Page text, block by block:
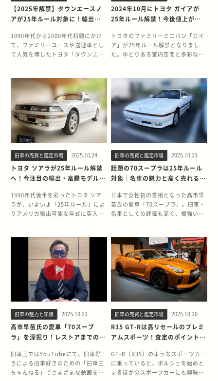
の対策を詳しく紹介します。 旧車に
特別な雪道対策が必要な理由 路面が
の走行環境とは大きく異なります。
特に設計の古い旧車では、現代の車
以上に影響を受けることも少なくあ
いきましょう。 車体の傷みが進行し
やすい 一見きれいに見える雪です
が、大気中の多くの不純物を含んで
います。さらに、雨と違って車体に
降り積もり、溶けるまで車体に付着
し続けるため不純物の影響を受けや
すいのです。 雪が降ると、とても車
体が汚れるというのは実体験で実感
している方も多いと思います。塗膜
やゴムや樹脂パーツが劣化して弱い
状態になっている旧車だと、酸性の
不純物の影響で一気に傷みが進みか
ねません。 さらに雪道で旧車の大き
な敵になるのが、凍結防止のために
道路上にまかれている融雪剤です。
を進行させます。 設計が古いため雪
で性能が低下しがち 車種にもよりま
すが、現代に比べて車体の基本設計
が古い旧車で雪道を走ると、十分な
走行安定性が得られないケースもあ
ります。 前後重量配分やサスペンシ
ョン、ブレーキといったクルマの安
定性に直結する各部の性能が低いた
め、雪道だと挙動が不安定になりが
ちです。 また、気温低下によるエン
ジンへの影響も、旧車のほうがより
顕著に出ます。エンジンは、ある程
とを前提に設計されているためで
す。雪が降る低温下では、エンジン
本来の性能を発揮し切れません。 特
って旧車・クラシックカーを15,000
台以上買い取りしてきた旧車王が、
クIIクオリスのグレードや魅力、今
後の相場動向について詳しく解説し
ます。 【この記事でわかること】
ークIIクオリスの魅力 マークIIクオ
リスが25年ルール解禁！ 2024年8
月、マークIIクオリス（1999年8月
登録モデル）がアメリカの25年ルー
ル解禁を迎えました。マークIIクオ
リスは、クラウンやマークIIと並ぶ
「高級志向＋実用性」のトヨタ路線
を代表する1台です。 中でも2.5L・
3.0L V6エンジンを搭載したモデル
や、「ツアラーエディション」など
の特別仕様車は、海外ファンからの
人気も高く、今回の解禁で注目が集
まっています。 そもそも25年ルール
とは？ 25年ルールとは、アメリカで
定められた輸入車規制のひとつで
して扱われ、クラシックカーとして
輸入が許可されます。 そのため、
1999年8月登録のマークIIクオリス
が、2024年8月から米国市場に輸入
できるようになったのです。 25年ル
ール解禁対象のマークIIクオリス一
覧 2025年時点で25年ルール解禁の
主なマークIIクオリスは下記のとお
りです。 メーカー モデル名 グレー
ド名 型式 エンジン型式 年式 月 経過
年 トヨタ マークIIクオリス 2.5クオ
リス GF-MCV21W 2MZ-FE 1999年
ス 2.5クオリス ツアラーエディショ
ン GF-MCV21W 2MZ-FE 1999年 8
月 26年落ち トヨタ マークIIクオリ
【2025年解禁】タウンエースノ
アが25年ルール対象に！輸出と
1990年代から2000年代初頭にかけ
て、ファミリーユースや送迎車とし
て人気を博したトヨタ「タウンエー
2025年で25年ルールを満たし、ア
メリカへの輸出が可能になります。
北米では日本製ミニバンの人気が高
く、特に信頼性の高いトヨタ製バン
は「便利なクラシックカー」として
JDMファンの注目を集めています。
特に4WDディーゼル車や上位グレー
り、買取市場でも価格上昇が期待さ
れる車種となっています。 タウンエ
ースノアは年式や状態によっては中
古車市場で評価されやすく、「コレ
クション性」や「資産性」が注目さ
れるケースもあります。手放す前
に、旧車を正しく評価できる専門業
25年以上にわたって旧車・クラシッ
クカーを15,000台以上買い取りして
きた旧車王が、2025年に25年ルー
ル解禁を迎える該当モデルの一覧
と、輸出市場で人気のグレード、さ
らに高く売却するためのコツやおす
すめの買取業者について詳しく解説
します。 【この記事でわかること】
・25年ルールの詳細・25年ルール解
禁対象の「タウンエースノア」のグ
レード・タウンエースノアを高く売
る方法 2025年で解禁！タウンエー
スノアがアメリカ輸出可能に 1999
年・2000年式のトヨタ「タウンエー
スノア」が、いよいよ25年ルールの
2024年10月にトヨタ ガイアが
25年ルール解禁！今後値上がり
トヨタのファミリーミニバン「ガイ
ア」が25年ルール解禁となりまし
た。ゆとりある室内空間と多彩なグ
価格が高騰する可能性があります。
ガイアは年式によっては市場で評価
されやすく、「コレクション性」や
「資産性」が見込まれるケースもあ
ります。手放す前に、旧車の価値を
理解している専門業者へ相談し、適
正な評価を受けることをおすすめし
旧車・クラシックカーを15,000台以
上買い取りしてきた旧車王が、ガイ
アの25年ルール解禁の背景と、モデ
ルの魅力について詳しく解説しま
す。今後の動向の参考にぜひお役立
てください。 【この記事でわかるこ
と】 ・25年ルールの詳細・25年ル
ヨタ ガイアが25年ルール解禁！ ト
ヨタ ガイアの初期モデルが25年ルー
ルの対象となりました。ガイアは
1998年に登場した3列シートの5ナ
ンバーミニバンで、セダン並みの取
り回しとミニバンの実用性を両立し
たモデルです。 今回の25年ルール解
禁は、アメリカなど右ハンドル車が
輸入制限されていた市場でもガイア
を正規に輸入できるようになったこ
とを意味します。特にエアロパッケ
ージやメモリアルエディションとい
った特別仕様車は希少性が高く、現
地ファンからの注目も高まっていま
す。 そもそも25年ルールとは？ 25
旧車の売買と鑑定市場 2025.10.24
トヨタ ソアラが25年ルール解禁
へ！今注目の輸出・高騰モデルと
1990年代後半を彩ったトヨタ ソア
ラが、いよいよ「25年ルール」によ
りアメリカ輸出可能な年式に突入し
や中古相場の高騰が予想される注目
グレードが目白押しです。 ソアラは
「投資性」や「コレクション性」も
評価される車種であるため、売却前
に旧車の専門業者へ相談して適正な
価値を確認することをおすすめしま
す。 本記事では、25年以上にわたっ
以上買い取りしてきた旧車王が、25
年ルール解禁対象となるソアラの型
式・エンジン・仕様のほか、高騰が
見込まれる理由や買取の狙い目につ
いて詳しく解説します。 【この記事
でわかること】 ・ソアラが高く売れ
る理由・25年ルールで輸出可能にな
旧車の売買と鑑定市場 2025.10.21
話題の70スープラは25年ルール
対象｜名車の魅力と高く売れる理
日本で女性初の首相となった高市早
苗氏の愛車「70スープラ」。旧車・
名車としての評価も高く、根強い人
概要や輸出に関する動向、高価買取
のポイントまで詳しく解説していき
ます。 まず、70スープラは25年ル
ールの対象車です。 セリカXXから独
立した初代スープラとして登場した
A70型は、グループA参戦のために
生まれたターボA、280馬力を誇る
感が魅力のエアロトップ仕様など、
豊富なバリエーションで今なお根強
い人気を誇ります。 70スープラ
（A70型）が25年ルールで注目され
る理由 1993年をもって生産を終了
した70スープラは、2025年で「25
年ルール」の対象となる年式を完全
旧車の魅力と知識 2025.10.21
高市早苗氏の愛車「70スープ
ラ」を深掘り！レストアまでの軌
旧車王ではYouTubeにて、旧車好
きによる旧車好きのための「旧車王
ちゃんねる」でさまざまな動画を配
旧車の売買と鑑定市場 2025.10.20
R35 GT-Rは高リセールのプレミ
アムスポーツ！査定のポイントを
GT-R（R35）のようなスポーツカー
に乗っていると、ポルシェを始めと
するほかのスポーツカーにも興味を